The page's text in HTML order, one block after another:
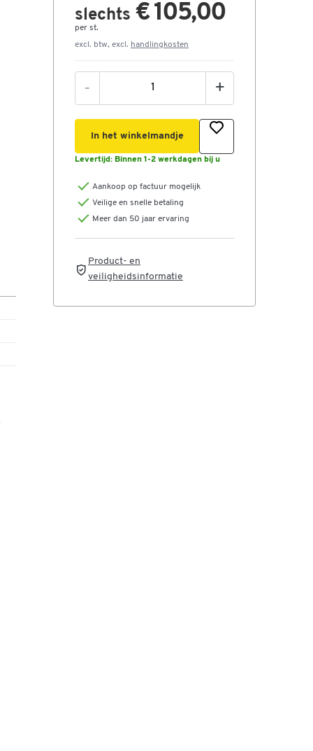
slechts € 105,00
per st.
excl. btw, excl. handlingkosten
- +
In het winkelmandje
Levertijd: Binnen 1-2 werkdagen bij u
Aankoop op factuur mogelijk
Veilige en snelle betaling
Meer dan 50 jaar ervaring
Product- en
veiligheidsinformatie